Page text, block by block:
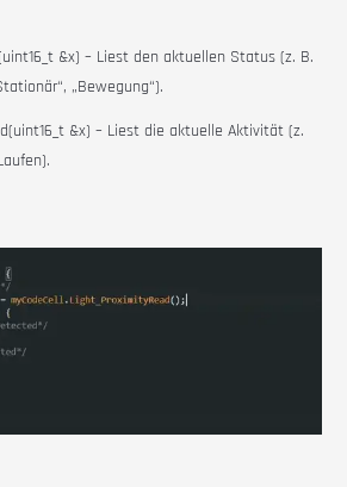
&x) – Liest den aktuellen Status (z. B.
„Bewegung“).
&x) – Liest die aktuelle Aktivität (z.